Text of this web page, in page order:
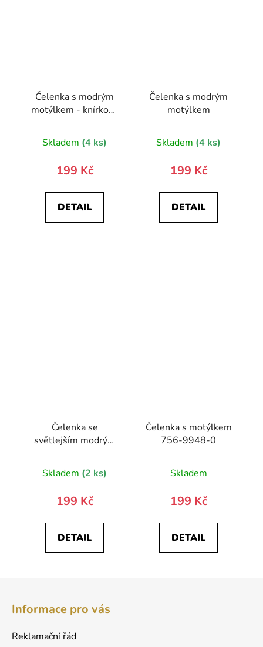
Čelenka s modrým
motýlkem - knírkový
Skladem (4 ks)
199 Kč
DETAIL
Čelenka s modrým
motýlkem
Skladem (4 ks)
199 Kč
DETAIL
Čelenka se
světlejším modrým
Skladem (2 ks)
199 Kč
DETAIL
Čelenka s motýlkem
756-9948-0
Skladem
199 Kč
DETAIL
Informace pro vás
Reklamační řád